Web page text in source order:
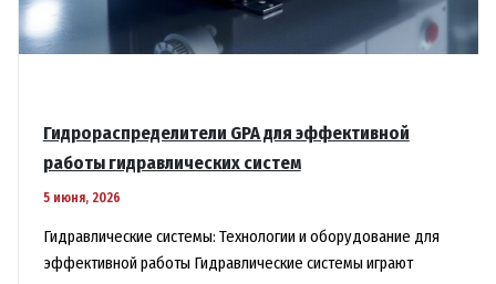
Гидрораспределители GPA для эффективной
работы гидравлических систем
5 июня, 2026
Гидравлические системы: Технологии и оборудование для
эффективной работы Гидравлические системы играют